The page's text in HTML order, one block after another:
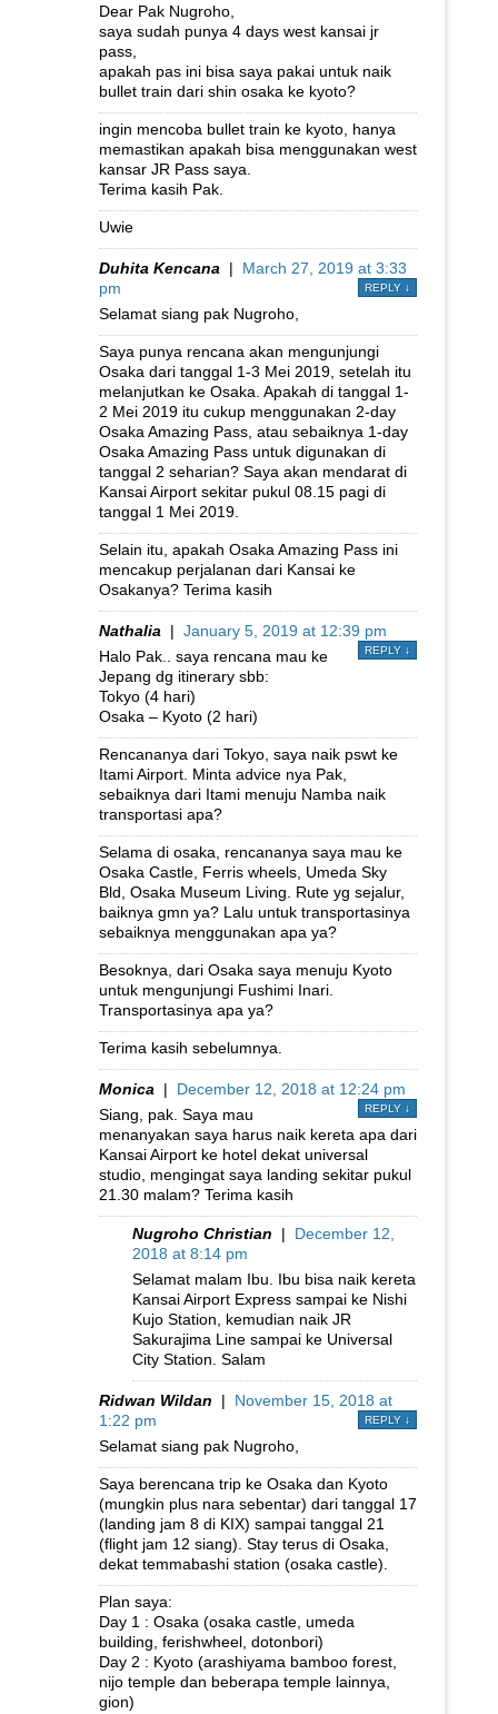
Dear Pak Nugroho,
saya sudah punya 4 days west kansai jr
pass,
apakah pas ini bisa saya pakai untuk naik
bullet train dari shin osaka ke kyoto?
ingin mencoba bullet train ke kyoto, hanya
memastikan apakah bisa menggunakan west
kansar JR Pass saya.
Terima kasih Pak.
Uwie
Duhita Kencana | March 27, 2019 at 3:33
pm
REPLY ↓
Selamat siang pak Nugroho,
Saya punya rencana akan mengunjungi
Osaka dari tanggal 1-3 Mei 2019, setelah itu
melanjutkan ke Osaka. Apakah di tanggal 1-
2 Mei 2019 itu cukup menggunakan 2-day
Osaka Amazing Pass, atau sebaiknya 1-day
Osaka Amazing Pass untuk digunakan di
tanggal 2 seharian? Saya akan mendarat di
Kansai Airport sekitar pukul 08.15 pagi di
tanggal 1 Mei 2019.
Selain itu, apakah Osaka Amazing Pass ini
mencakup perjalanan dari Kansai ke
Osakanya? Terima kasih
Nathalia | January 5, 2019 at 12:39 pm
REPLY ↓
Halo Pak.. saya rencana mau ke
Jepang dg itinerary sbb:
Tokyo (4 hari)
Osaka – Kyoto (2 hari)
Rencananya dari Tokyo, saya naik pswt ke
Itami Airport. Minta advice nya Pak,
sebaiknya dari Itami menuju Namba naik
transportasi apa?
Selama di osaka, rencananya saya mau ke
Osaka Castle, Ferris wheels, Umeda Sky
Bld, Osaka Museum Living. Rute yg sejalur,
baiknya gmn ya? Lalu untuk transportasinya
sebaiknya menggunakan apa ya?
Besoknya, dari Osaka saya menuju Kyoto
untuk mengunjungi Fushimi Inari.
Transportasinya apa ya?
Terima kasih sebelumnya.
Monica | December 12, 2018 at 12:24 pm
REPLY ↓
Siang, pak. Saya mau
menanyakan saya harus naik kereta apa dari
Kansai Airport ke hotel dekat universal
studio, mengingat saya landing sekitar pukul
21.30 malam? Terima kasih
Nugroho Christian | December 12,
2018 at 8:14 pm
Selamat malam Ibu. Ibu bisa naik kereta
Kansai Airport Express sampai ke Nishi
Kujo Station, kemudian naik JR
Sakurajima Line sampai ke Universal
City Station. Salam
Ridwan Wildan | November 15, 2018 at
1:22 pm
REPLY ↓
Selamat siang pak Nugroho,
Saya berencana trip ke Osaka dan Kyoto
(mungkin plus nara sebentar) dari tanggal 17
(landing jam 8 di KIX) sampai tanggal 21
(flight jam 12 siang). Stay terus di Osaka,
dekat temmabashi station (osaka castle).
Plan saya:
Day 1 : Osaka (osaka castle, umeda
building, ferishwheel, dotonbori)
Day 2 : Kyoto (arashiyama bamboo forest,
nijo temple dan beberapa temple lainnya,
gion)